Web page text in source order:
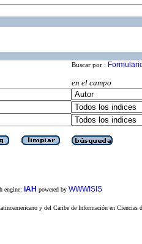
Buscar por :
en el campo
engine: iAH powered by WWWISIS
y del Caribe de Información en Ciencias